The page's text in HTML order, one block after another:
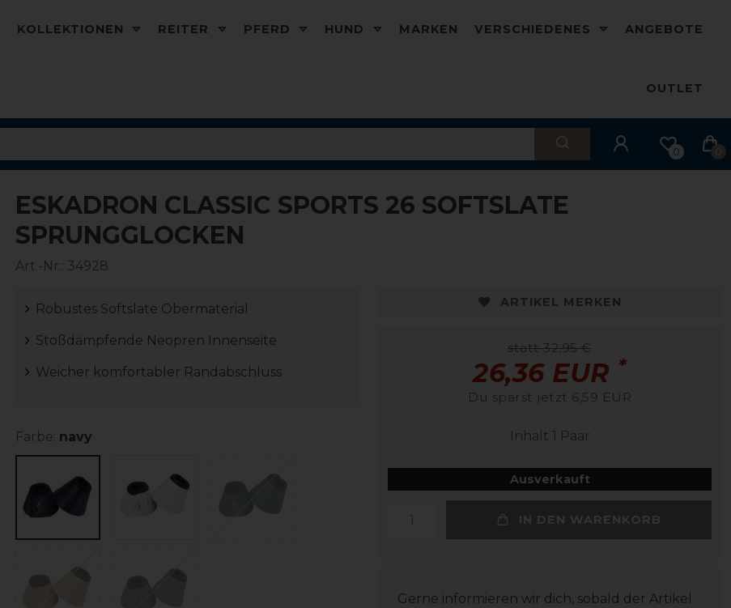
KOLLEKTIONEN REITER PFERD HUND MARKEN VERSCHIEDENES ANGEBOTE
OUTLET
0 0
ESKADRON CLASSIC SPORTS 26 SOFTSLATE
SPRUNGGLOCKEN
Art.-Nr.: 34928
Robustes Softslate Obermaterial
Stoßdämpfende Neopren Innenseite
Weicher komfortabler Randabschluss
Farbe: navy
ARTIKEL MERKEN
statt 32,95 €
26,36 EUR *
Du sparst jetzt 6,59 EUR
Inhalt 1 Paar
Ausverkauft
IN DEN WARENKORB
Gerne informieren wir dich, sobald der Artikel